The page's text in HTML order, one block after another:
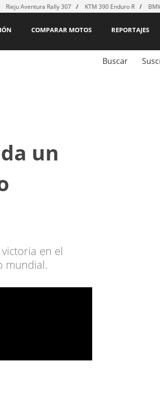
Rieju Aventura Rally 307 KTM 390 Enduro R
REPORTAJES
COMPARAR MOTOS
Buscar
un
en el
mundial.